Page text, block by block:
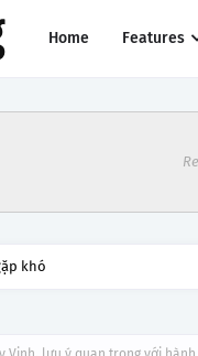
Home Features
khó